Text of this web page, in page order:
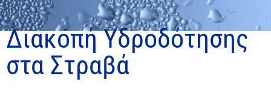
Διακοπή Υδροδότησης
στα Στραβά